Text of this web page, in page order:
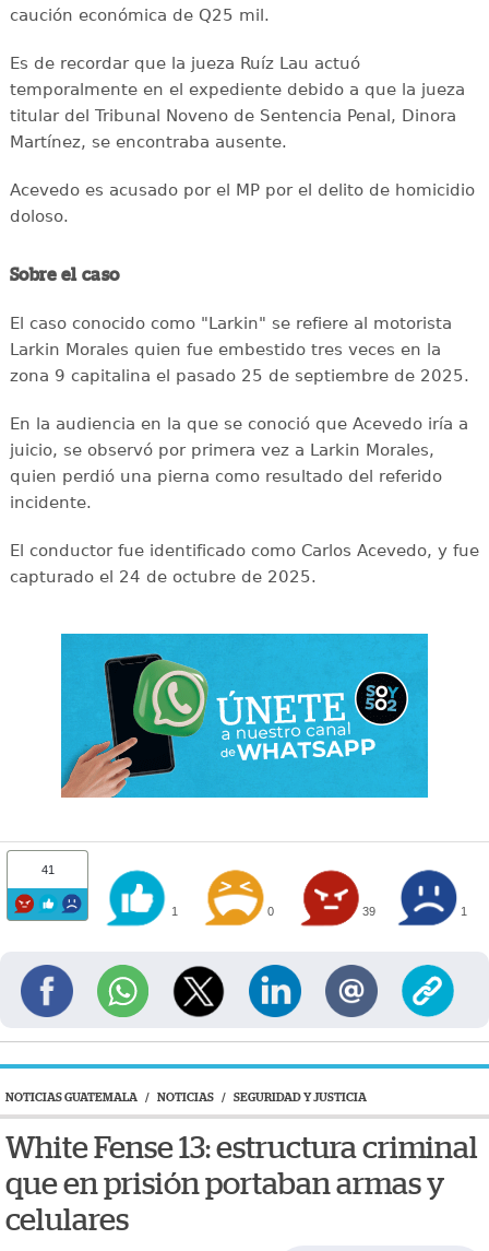
caución económica de Q25 mil.
Es de recordar que la jueza Ruíz Lau actuó
temporalmente en el expediente debido a que la jueza
titular del Tribunal Noveno de Sentencia Penal, Dinora
Martínez, se encontraba ausente.
Acevedo es acusado por el MP por el delito de homicidio
doloso.
Sobre el caso
El caso conocido como "Larkin" se refiere al motorista
Larkin Morales quien fue embestido tres veces en la
zona 9 capitalina el pasado 25 de septiembre de 2025.
En la audiencia en la que se conoció que Acevedo iría a
juicio, se observó por primera vez a Larkin Morales,
quien perdió una pierna como resultado del referido
incidente.
El conductor fue identificado como Carlos Acevedo, y fue
capturado el 24 de octubre de 2025.
41
1 0 39 1
NOTICIAS GUATEMALA / NOTICIAS / SEGURIDAD Y JUSTICIA
White Fense 13: estructura criminal
que en prisión portaban armas y
celulares